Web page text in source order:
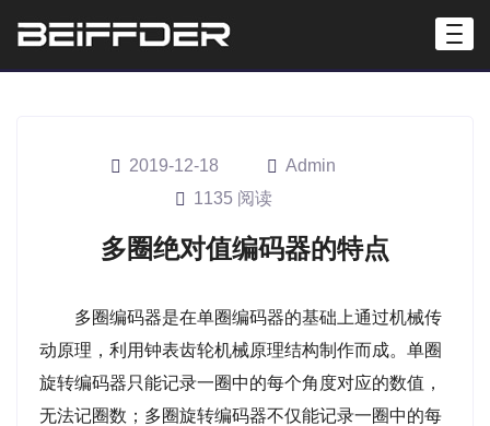
2019-12-18
Admin
1135 阅读
多圈绝对值编码器的特点
多圈编码器是在单圈编码器的基础上通过机械传
动原理，利用钟表齿轮机械原理结构制作而成。单圈
旋转编码器只能记录一圈中的每个角度对应的数值，
无法记圈数；多圈旋转编码器不仅能记录一圈中的每